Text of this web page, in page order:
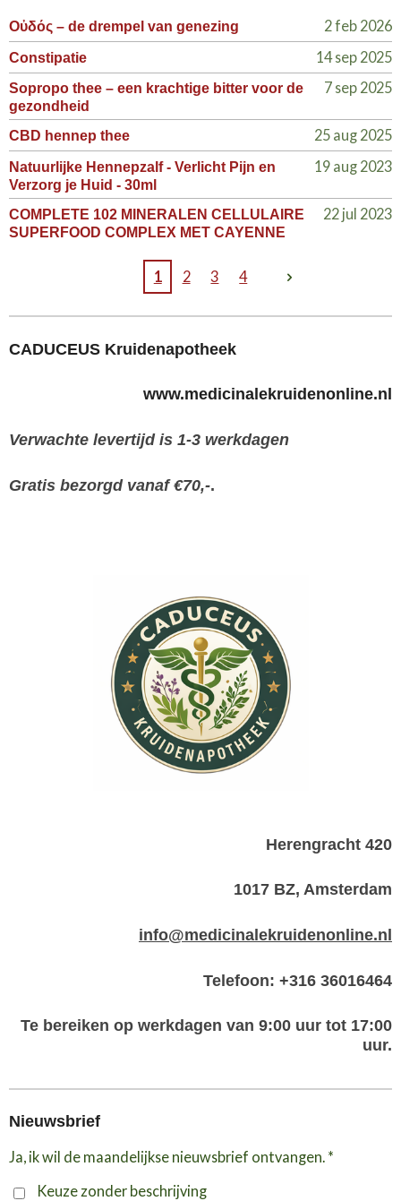
Οὐδός – de drempel van genezing 2 feb 2026
Constipatie 14 sep 2025
Sopropo thee – een krachtige bitter voor de
gezondheid
7 sep 2025
CBD hennep thee 25 aug 2025
Natuurlijke Hennepzalf - Verlicht Pijn en
Verzorg je Huid - 30ml
19 aug 2023
COMPLETE 102 MINERALEN CELLULAIRE
SUPERFOOD COMPLEX MET CAYENNE
22 jul 2023
1 2 3 4
CADUCEUS Kruidenapotheek
www.medicinalekruidenonline.nl
Verwachte levertijd is 1-3 werkdagen
Gratis bezorgd vanaf €70,-.
Herengracht 420
1017 BZ, Amsterdam
info@medicinalekruidenonline.nl
Telefoon: +316 36016464
Te bereiken op werkdagen van 9:00 uur tot 17:00
uur.
Nieuwsbrief
Ja, ik wil de maandelijkse nieuwsbrief ontvangen. *
Keuze zonder beschrijving